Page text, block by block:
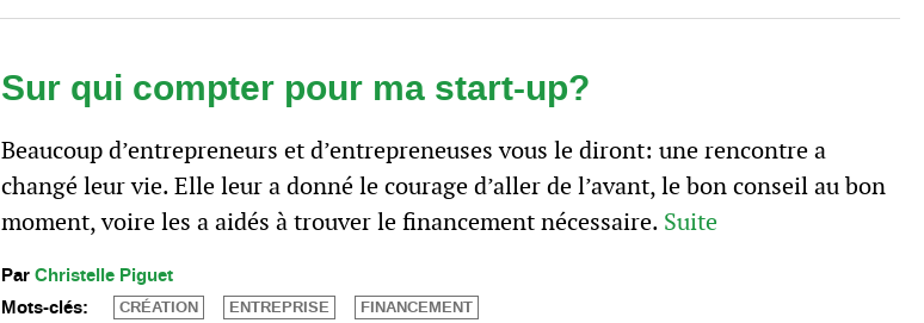
Sur qui compter pour ma start-up?
Beaucoup d’entrepreneurs et d’entrepreneuses vous le diront: une rencontre a
changé leur vie. Elle leur a donné le courage d’aller de l’avant, le bon conseil au bon
moment, voire les a aidés à trouver le financement nécessaire. Suite
ParChristelle Piguet
Mots-clés:
CRÉATION ENTREPRISE FINANCEMENT